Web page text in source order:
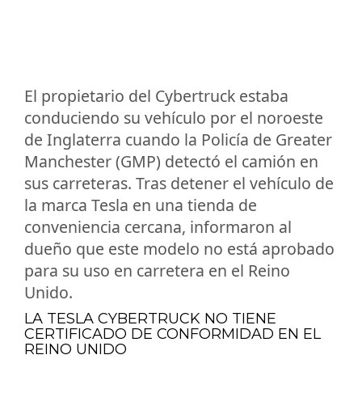
El propietario del Cybertruck estaba
conduciendo su vehículo por el noroeste
de Inglaterra cuando la Policía de Greater
Manchester (GMP) detectó el camión en
sus carreteras. Tras detener el vehículo de
la marca Tesla en una tienda de
conveniencia cercana, informaron al
dueño que este modelo no está aprobado
para su uso en carretera en el Reino
Unido.
LA TESLA CYBERTRUCK NO TIENE
CERTIFICADO DE CONFORMIDAD EN EL
REINO UNIDO